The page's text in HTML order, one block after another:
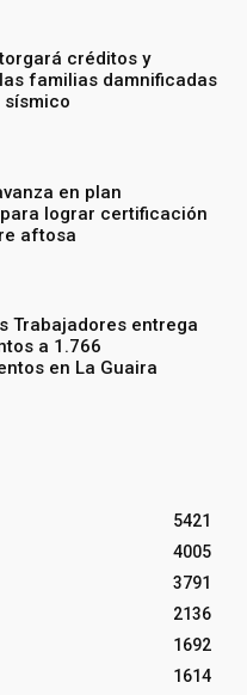
créditos y
familias damnificadas
en plan
lograr certificación
aftosa
Trabajadores entrega
a 1.766
en La Guaira
5421
4005
3791
2136
1692
1614